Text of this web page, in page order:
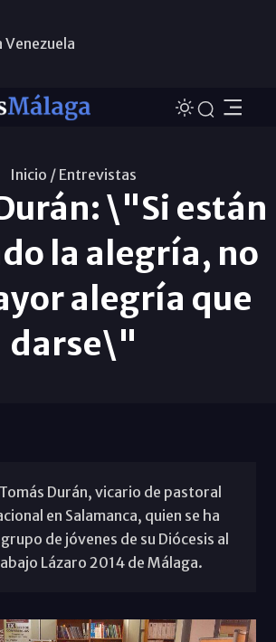
Venezuela
Inicio / Entrevistas
\"Si están
la alegría, no
alegría que
darse\"
Durán, vicario de pastoral
en Salamanca, quien se ha
de jóvenes de su Diócesis al
Lázaro 2014 de Málaga.